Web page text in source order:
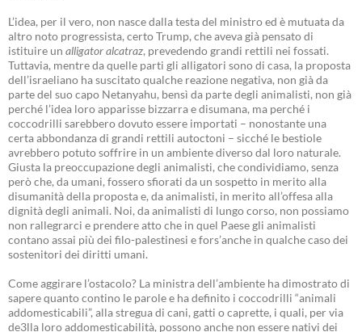
L’idea, per il vero, non nasce dalla testa del ministro ed è mutuata da
altro noto progressista, certo Trump, che aveva già pensato di
istituire un alligator alcatraz, prevedendo grandi rettili nei fossati.
Tuttavia, mentre da quelle parti gli alligatori sono di casa, la proposta
dell’israeliano ha suscitato qualche reazione negativa, non già da
parte del suo capo Netanyahu, bensì da parte degli animalisti, non già
perché l’idea loro apparisse bizzarra e disumana, ma perché i
coccodrilli sarebbero dovuto essere importati – nonostante una
certa abbondanza di grandi rettili autoctoni – sicché le bestiole
avrebbero potuto soffrire in un ambiente diverso dal loro naturale.
Giusta la preoccupazione degli animalisti, che condividiamo, senza
però che, da umani, fossero sfiorati da un sospetto in merito alla
disumanità della proposta e, da animalisti, in merito all’offesa alla
dignità degli animali. Noi, da animalisti di lungo corso, non possiamo
non rallegrarci e prendere atto che in quel Paese gli animalisti
contano assai più dei filo-palestinesi e fors’anche in qualche caso dei
sostenitori dei diritti umani.
Come aggirare l’ostacolo? La ministra dell’ambiente ha dimostrato di
sapere quanto contino le parole e ha definito i coccodrilli “animali
addomesticabili”, alla stregua di cani, gatti o caprette, i quali, per via
de3lla loro addomesticabilità, possono anche non essere nativi dei